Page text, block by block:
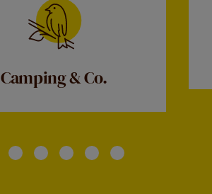
Camping & Co.